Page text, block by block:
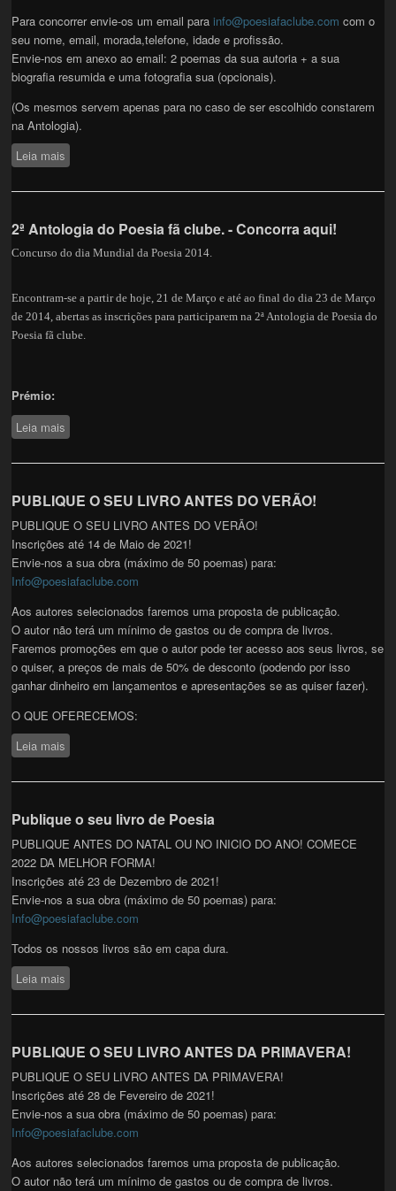
Para concorrer envie-os um email parainfo@poesiafaclube.com com o
seu nome, email, morada,telefone, idade e profissão.
Envie-nos em anexo ao email: 2 poemas da sua autoria + a sua
biografia resumida e uma fotografia sua (opcionais).
(Os mesmos servem apenas para no caso de ser escolhido constarem
na Antologia).
Leia mais
2ª Antologia do Poesia fã clube. - Concorra aqui!
Concurso do dia Mundial da Poesia 2014.
Encontram-se a partir de hoje, 21 de Março e até ao final do dia 23 de Março
de 2014, abertas as inscrições para participarem na 2ª Antologia de Poesia do
Poesia fã clube.
Prémio:
Leia mais
PUBLIQUE O SEU LIVRO ANTES DO VERÃO!
PUBLIQUE O SEU LIVRO ANTES DO VERÃO!
Inscrições até 14 de Maio de 2021!
Envie-nos a sua obra (máximo de 50 poemas) para:
Info@poesiafaclube.com
Aos autores selecionados faremos uma proposta de publicação.
O autor não terá um mínimo de gastos ou de compra de livros.
Faremos promoções em que o autor pode ter acesso aos seus livros, se
o quiser, a preços de mais de 50% de desconto (podendo por isso
ganhar dinheiro em lançamentos e apresentações se as quiser fazer).
O QUE OFERECEMOS:
Leia mais
Publique o seu livro de Poesia
PUBLIQUE ANTES DO NATAL OU NO INICIO DO ANO! COMECE
2022 DA MELHOR FORMA!
Inscrições até 23 de Dezembro de 2021!
Envie-nos a sua obra (máximo de 50 poemas) para:
Info@poesiafaclube.com
Todos os nossos livros são em capa dura.
Leia mais
PUBLIQUE O SEU LIVRO ANTES DA PRIMAVERA!
PUBLIQUE O SEU LIVRO ANTES DA PRIMAVERA!
Inscrições até 28 de Fevereiro de 2021!
Envie-nos a sua obra (máximo de 50 poemas) para:
Info@poesiafaclube.com
Aos autores selecionados faremos uma proposta de publicação.
O autor não terá um mínimo de gastos ou de compra de livros.